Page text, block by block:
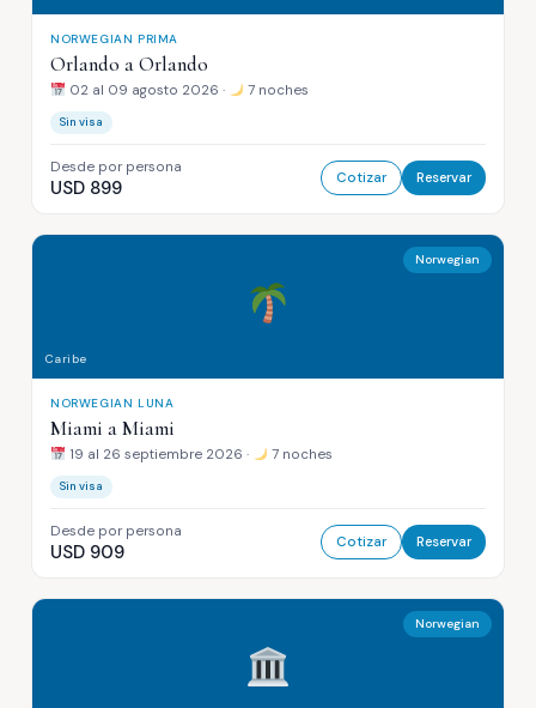
NORWEGIAN PRIMA
Orlando a Orlando
02 al 09 agosto 2026 · 7 noches
Sin visa
Desde por persona
USD 899 Cotizar Reservar
Caribe
Norwegian
NORWEGIAN LUNA
Miami a Miami
19 al 26 septiembre 2026 · 7 noches
Sin visa
Desde por persona
USD 909 Cotizar Reservar
Norwegian